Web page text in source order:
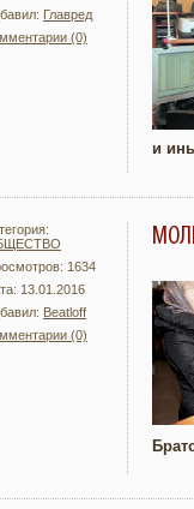
Главред
(0)
и
1634
13.01.2016
Beatloff
(0)